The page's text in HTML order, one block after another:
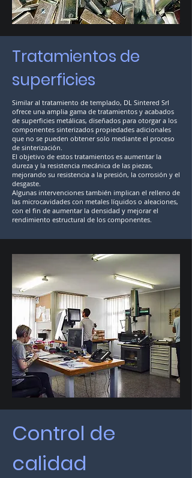
Tratamientos de
superficies
Similar al tratamiento de templado, DL Sintered Srl
ofrece una amplia gama de tratamientos y acabados
de superficies metálicas, diseñados para otorgar a los
componentes sinterizados propiedades adicionales
que no se pueden obtener solo mediante el proceso
de sinterización.
El objetivo de estos tratamientos es aumentar la
dureza y la resistencia mecánica de las piezas,
mejorando su resistencia a la presión, la corrosión y el
desgaste.
Algunas intervenciones también implican el relleno de
las microcavidades con metales líquidos o aleaciones,
con el fin de aumentar la densidad y mejorar el
rendimiento estructural de los componentes.
Control de
calidad